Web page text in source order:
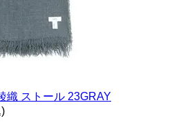
織 ストール 23GRAY